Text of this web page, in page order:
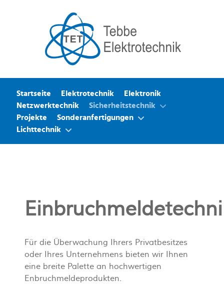
Startseite Elektrotechnik
Elektronik
Netzwerktechnik
Sicherheitstechnik
Projekte
Sonderanfertigungen
Lichttechnik
Für die Überwachung Ihrers Privatbesitzes
oder Ihres Unternehmens bieten wir Ihnen
eine breite Palette an hochwertigen
Enbruchmeldeprodukten.